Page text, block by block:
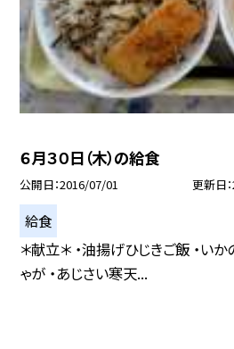
６月３０日（木）の給食
公開日 2016/07/01 更新日
給食
＊献立＊ ・油揚げひじきご飯 ・い
ゃが ・あじさい寒天...